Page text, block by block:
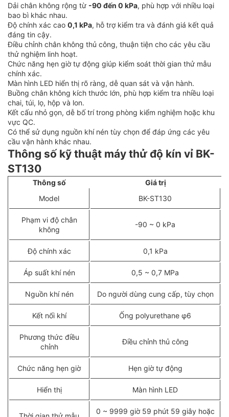
Dải chân không rộng từ -90 đến 0 kPa, phù hợp với nhiều loại
bao bì khác nhau.
Độ chính xác cao 0,1 kPa, hỗ trợ kiểm tra và đánh giá kết quả
đáng tin cậy.
Điều chỉnh chân không thủ công, thuận tiện cho các yêu cầu
thử nghiệm linh hoạt.
Chức năng hẹn giờ tự động giúp kiểm soát thời gian thử mẫu
chính xác.
Màn hình LED hiển thị rõ ràng, dễ quan sát và vận hành.
Buồng chân không kích thước lớn, phù hợp kiểm tra nhiều loại
chai, túi, lọ, hộp và lon.
Kết cấu nhỏ gọn, dễ bố trí trong phòng kiểm nghiệm hoặc khu
vực QC.
Có thể sử dụng nguồn khí nén tùy chọn để đáp ứng các yêu
cầu vận hành khác nhau.
Thông số kỹ thuật máy thử độ kín vỉ BK-
ST130
Thông số
Giá trị
Model
BK-ST130
Phạm vi độ chân
không
-90 ~ 0 kPa
Độ chính xác 0,1 kPa
Áp suất khí nén 0,5 ~ 0,7 MPa
Nguồn khí nén Do người dùng cung cấp, tùy chọn
Kết nối khí Ống polyurethane φ6
Phương thức điều
chỉnh
Điều chỉnh thủ công
Chức năng hẹn giờ Hẹn giờ tự động
Hiển thị Màn hình LED
0 ~ 9999 giờ 59 phút 59 giây hoặc